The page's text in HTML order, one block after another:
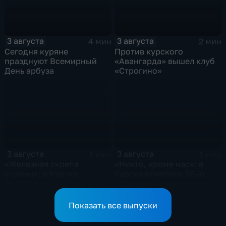
3 августа
4 мин
Сегодня куряне
празднуют Всемирный
День арбуза
3 августа
2 мин
Против курского
«Авангарда» вышел клуб
«Строгино»
железнодорожников
Показать все выпуски